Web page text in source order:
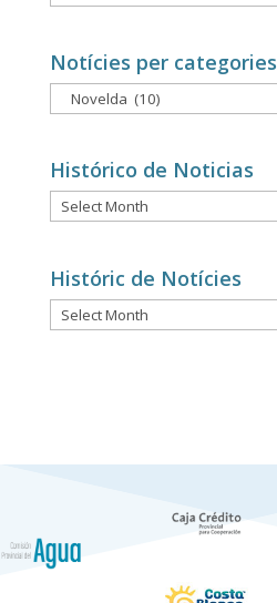
por
Notícies per categories
Notícies
per
Histórico de Noticias
Histórico
de
Históric de Notícies
Históric
de